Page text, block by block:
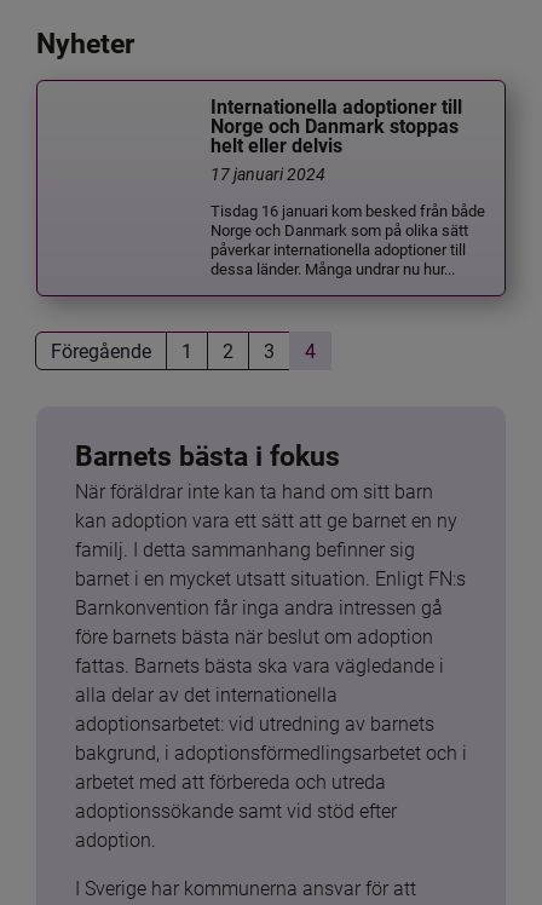
Nyheter
Internationella adoptioner till
Norge och Danmark stoppas
helt eller delvis
17 januari 2024
Tisdag 16 januari kom besked från både
Norge och Danmark som på olika sätt
påverkar internationella adoptioner till
dessa länder. Många undrar nu hur...
Föregående 1 2 3 4
Barnets bästa i fokus
När föräldrar inte kan ta hand om sitt barn
kan adoption vara ett sätt att ge barnet en ny
familj. I detta sammanhang befinner sig
barnet i en mycket utsatt situation. Enligt FN:s
Barnkonvention får inga andra intressen gå
före barnets bästa när beslut om adoption
fattas. Barnets bästa ska vara vägledande i
alla delar av det internationella
adoptionsarbetet: vid utredning av barnets
bakgrund, i adoptionsförmedlingsarbetet och i
arbetet med att förbereda och utreda
adoptionssökande samt vid stöd efter
adoption.
I Sverige har kommunerna ansvar för att